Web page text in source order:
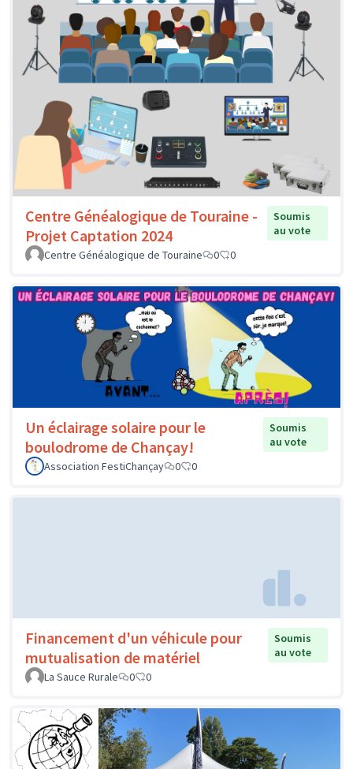
Centre Généalogique de Touraine -
Projet Captation 2024
Soumis
au vote
Centre Généalogique de Touraine
0 0
Un éclairage solaire pour le
boulodrome de Chançay!
Soumis
au vote
Association FestiChançay
0 0
Financement d'un véhicule pour
mutualisation de matériel
Soumis
au vote
La Sauce Rurale
0 0